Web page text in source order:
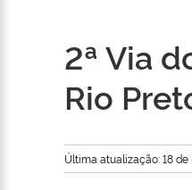
2ª Via
Rio
Última atualização: 18